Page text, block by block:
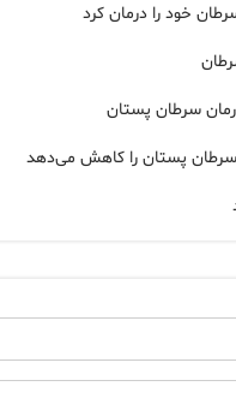
خود را درمان کرد
سرطان پستان
سرطان پستان را کاهش می‌دهد